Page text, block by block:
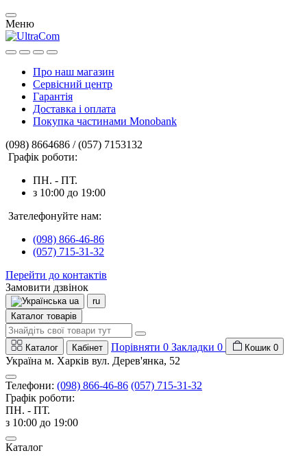
Меню
Про наш магазин
Сервісний центр
Гарантія
Доставка і оплата
Покупка частинами Monobank
(098) 8664686 / (057) 7153132
Графік роботи:
ПН. - ПТ.
з 10:00 до 19:00
Зателефонуйте нам:
(098) 866-46-86
(057) 715-31-32
Перейти до контактів
Замовити дзвінок
ua
ru
Каталог товарів
Каталог Кабінет Порівняти 0 Закладки 0 Кошик 0
Україна м. Харків вул. Дерев'янка, 52
Телефони: (098) 866-46-86 (057) 715-31-32
Графік роботи:
ПН. - ПТ.
з 10:00 до 19:00
Каталог